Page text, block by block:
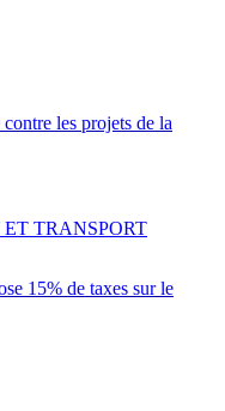
les projets de la
15% de taxes sur le
TRANSPORT